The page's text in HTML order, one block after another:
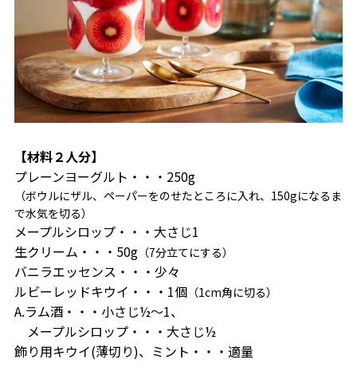
【材料２人分】
プレーンヨーグルト・・・250g
（ボウルにザル、ペーパーをのせたところに入れ、150gになるま
で水気を切る）
メープルシロップ・・・大さじ1
生クリーム・・・50g（7分立てにする）
バニラエッセンス・・・少々
ルビーレッドキウイ・・・1個（1cm角に切る）
A.ラム酒・・・小さじ½～1、
メープルシロップ・・・大さじ½
飾り用キウイ(薄切り)、ミント・・・適量